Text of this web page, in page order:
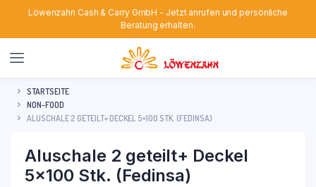
Löwenzahn Cash & Carry GmbH - Jetzt anrufen und persönliche
Beratung erhalten.
STARTSEITE
NON-FOOD
ALUSCHALE 2 GETEILT+ DECKEL 5×100 STK. (FEDINSA)
Aluschale 2 geteilt+ Deckel
5×100 Stk. (Fedinsa)